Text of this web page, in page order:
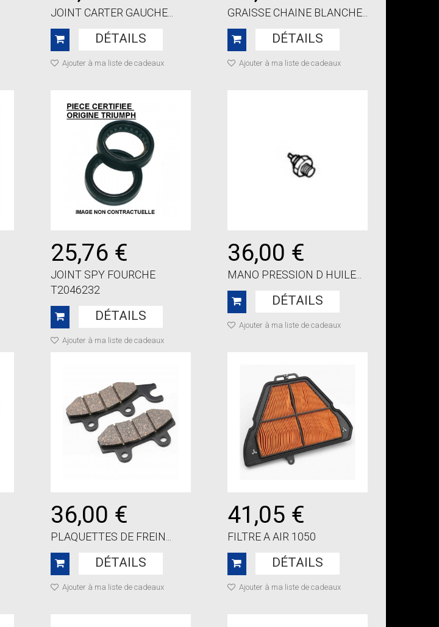
JOINT CARTER GAUCHE...
DÉTAILS
Ajouter à ma liste de cadeaux
GRAISSE CHAINE BLANCHE...
DÉTAILS
Ajouter à ma liste de cadeaux
25,76 €
JOINT SPY FOURCHE
T2046232
DÉTAILS
Ajouter à ma liste de cadeaux
36,00 €
MANO PRESSION D HUILE...
DÉTAILS
Ajouter à ma liste de cadeaux
36,00 €
PLAQUETTES DE FREIN...
DÉTAILS
Ajouter à ma liste de cadeaux
41,05 €
FILTRE A AIR 1050
DÉTAILS
Ajouter à ma liste de cadeaux